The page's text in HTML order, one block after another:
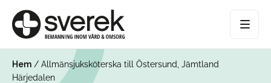
Hem / Allmänsjuksköterska till Östersund, Jämtland
Härjedalen